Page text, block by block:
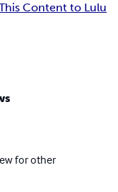
Content to Lulu
for other